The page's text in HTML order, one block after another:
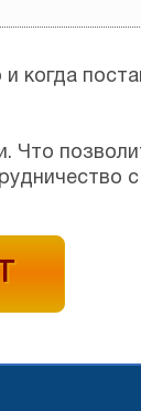
когда
Что
с